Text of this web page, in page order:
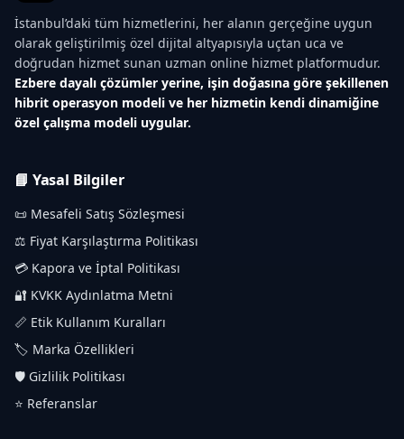
İstanbul’daki tüm hizmetlerini, her alanın gerçeğine uygun
olarak geliştirilmiş özel dijital altyapısıyla uçtan uca ve
doğrudan hizmet sunan uzman online hizmet platformudur.
Ezbere dayalı çözümler yerine, işin doğasına göre şekillenen
hibrit operasyon modeli ve her hizmetin kendi dinamiğine
özel çalışma modeli uygular.
📘 Yasal Bilgiler
📜 Mesafeli Satış Sözleşmesi
⚖️ Fiyat Karşılaştırma Politikası
💳 Kapora ve İptal Politikası
🔐 KVKK Aydınlatma Metni
📏 Etik Kullanım Kuralları
🏷️ Marka Özellikleri
🛡️ Gizlilik Politikası
⭐ Referanslar